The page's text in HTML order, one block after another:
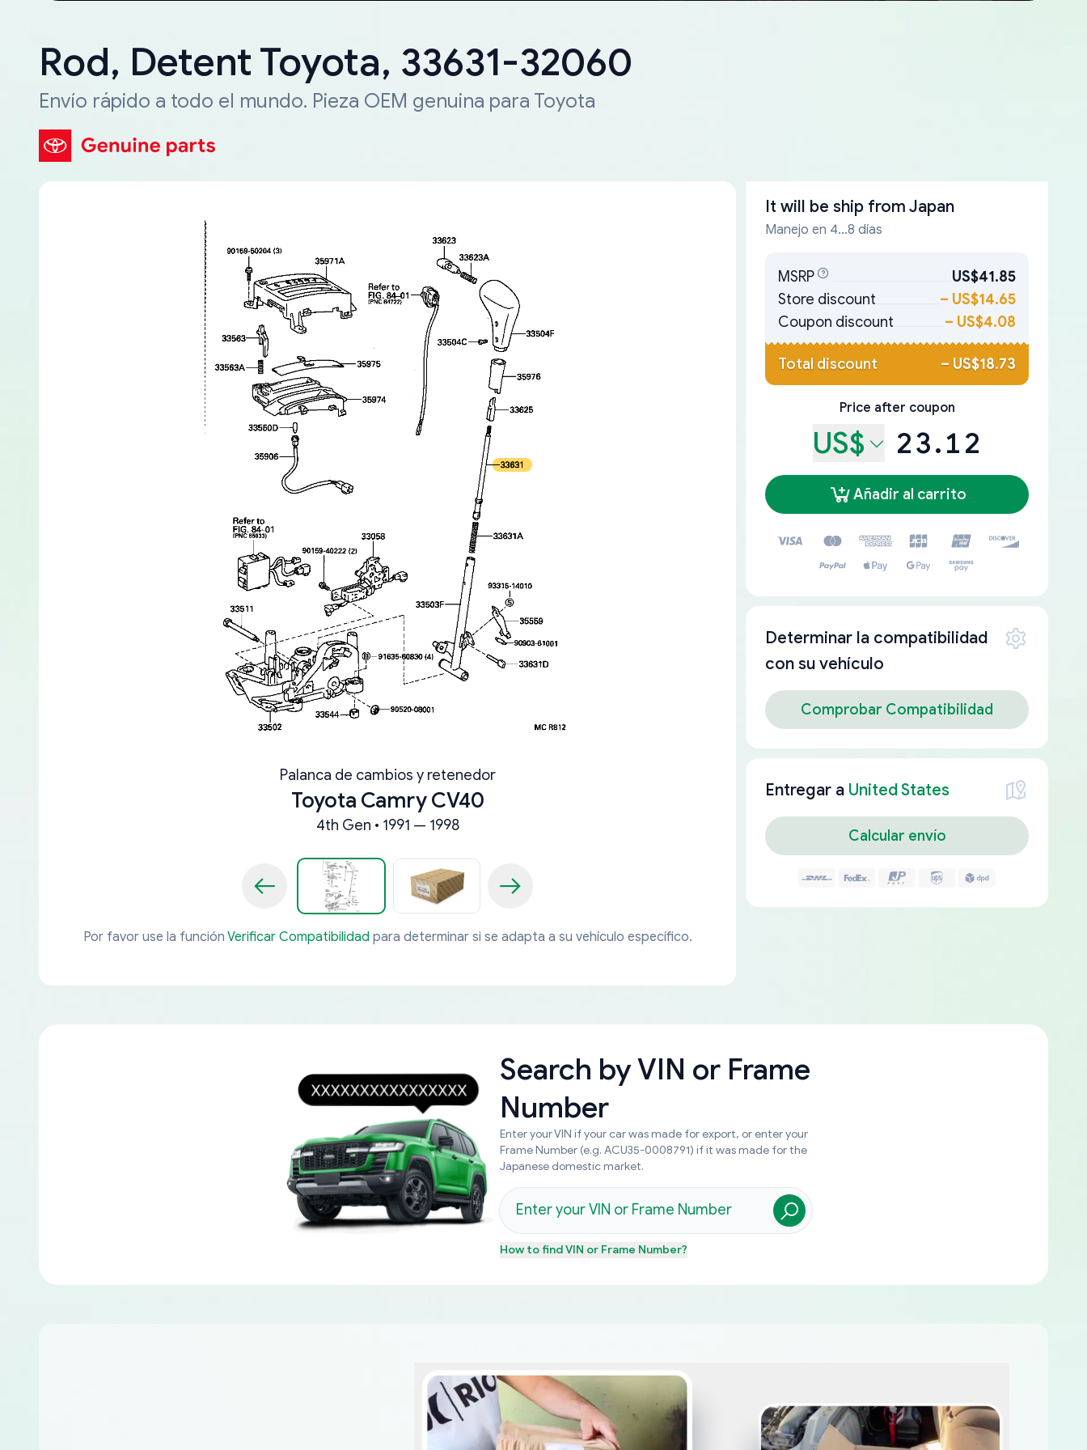
Rod, Detent Toyota, 33631-32060
Envío rápido a todo el mundo. Pieza OEM genuina para Toyota
Palanca de cambios y retenedor
Toyota Camry CV40
4th Gen • 1991 — 1998
Por favor use la función Verificar Compatibilidad para determinar si se adapta a su vehículo específico.
It will be ship from Japan
Manejo en 4...8 días
MSRP
US$41.85
Store discount
– US$14.65
Coupon discount
– US$4.08
Total discount – US$18.73
Price after coupon
US$ 23.12
Añadir al carrito
Determinar la compatibilidad
con su vehículo
Comprobar Compatibilidad
Entregar a United States
Calcular envío
Search byVIN or Frame
Number
Enter your VIN if your car was made for export, or enter your
Frame Number (e.g. ACU35-0008791) if it was made for the
Japanese domestic market.
How to findVIN or Frame Number?